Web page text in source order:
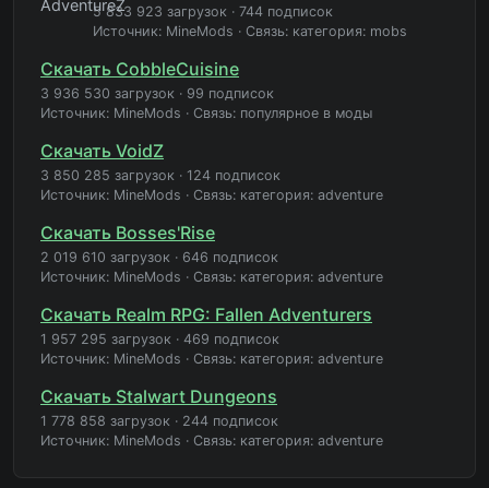
5 833 923 загрузок · 744 подписок
Источник: MineMods · Связь: категория: mobs
Скачать CobbleCuisine
3 936 530 загрузок · 99 подписок
Источник: MineMods · Связь: популярное в моды
Скачать VoidZ
3 850 285 загрузок · 124 подписок
Источник: MineMods · Связь: категория: adventure
Скачать Bosses'Rise
2 019 610 загрузок · 646 подписок
Источник: MineMods · Связь: категория: adventure
Скачать Realm RPG: Fallen Adventurers
1 957 295 загрузок · 469 подписок
Источник: MineMods · Связь: категория: adventure
Скачать Stalwart Dungeons
1 778 858 загрузок · 244 подписок
Источник: MineMods · Связь: категория: adventure